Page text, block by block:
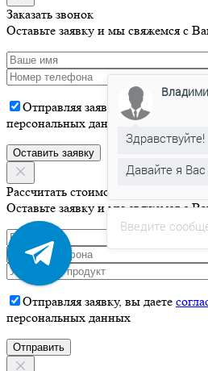
Заказать звонок
Оставьте заявку и мы свяжемся с
Отправляя заявку, вы даете
персональных данных
Рассчитать стоимость
Оставьте заявку и мы свяжемся с
Отправляя заявку, вы даете
персональных данных
Введите
Здравствуйте!
Давайте я